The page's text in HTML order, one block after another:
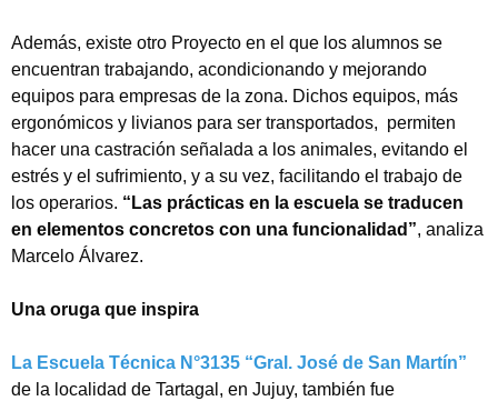
Además, existe otro Proyecto en el que los alumnos se
encuentran trabajando, acondicionando y mejorando
equipos para empresas de la zona. Dichos equipos, más
ergonómicos y livianos para ser transportados, permiten
hacer una castración señalada a los animales, evitando el
estrés y el sufrimiento, y a su vez, facilitando el trabajo de
los operarios. “Las prácticas en la escuela se traducen
en elementos concretos con una funcionalidad”, analiza
Marcelo Álvarez.
Una oruga que inspira
La Escuela Técnica N°3135 “Gral. José de San Martín”
de la localidad de Tartagal, en Jujuy, también fue